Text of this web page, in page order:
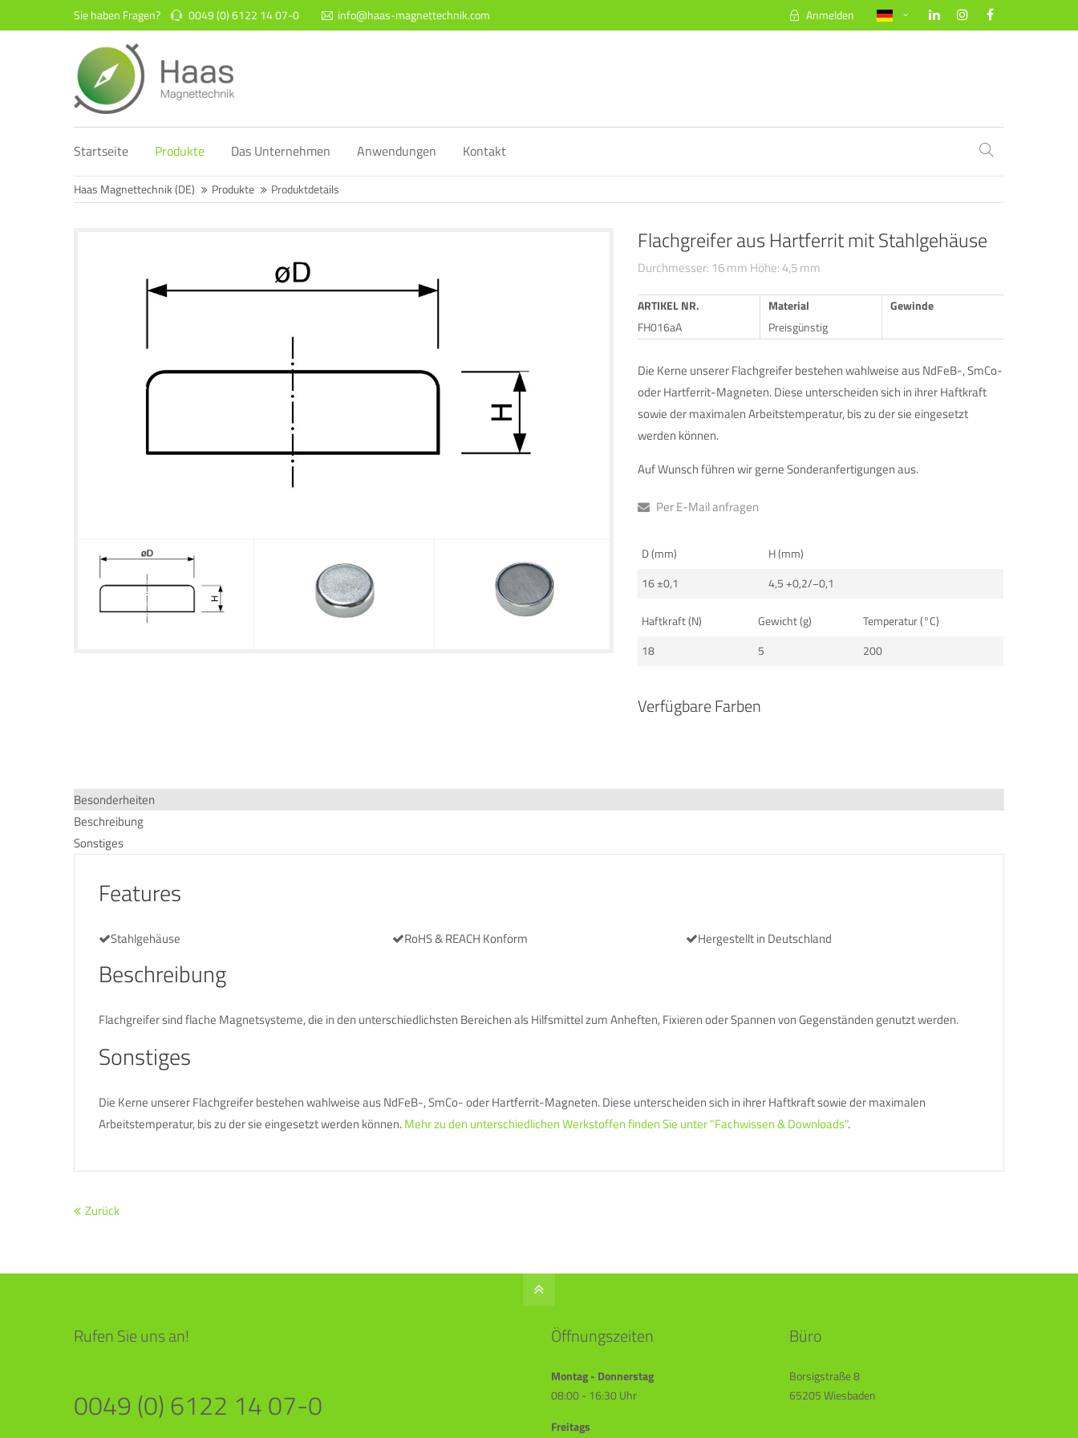
Login
Benutzername
Passwort
Lost your password?
24h/ 365days
info@yourdomain.com
Aenean commodo ligula eget dolor. Aenean
massa. Cum sociis natoque penatibus et
nec.
Sie haben Fragen? 0049 (0) 6122 14 07-0 info@haas-magnettechnik.com Anmelden
Startseite Produkte Das Unternehmen Anwendungen Kontakt
Haas Magnettechnik (DE) Produkte Produktdetails
Flachgreifer aus Hartferrit mit Stahlgehäuse
Durchmesser: 16 mm Höhe: 4,5 mm
ARTIKEL NR.
FH016aA
Material
Preisgünstig
Gewinde
Die Kerne unserer Flachgreifer bestehen wahlweise aus NdFeB-, SmCo-
oder Hartferrit-Magneten. Diese unterscheiden sich in ihrer Haftkraft
sowie der maximalen Arbeitstemperatur, bis zu der sie eingesetzt
werden können.
Auf Wunsch führen wir gerne Sonderanfertigungen aus.
Per E-Mail anfragen
D (mm)
H (mm)
16 ±0,1
4,5 +0,2/−0,1
Haftkraft (N) Gewicht (g)
Temperatur (°C)
18
5 200
Verfügbare Farben
Besonderheiten
Beschreibung
Sonstiges
Features
Stahlgehäuse RoHS & REACH Konform Hergestellt in Deutschland
Beschreibung
Flachgreifer sind flache Magnetsysteme, die in den unterschiedlichsten Bereichen als Hilfsmittel zum Anheften, Fixieren oder Spannen von Gegenständen genutzt werden.
Sonstiges
Die Kerne unserer Flachgreifer bestehen wahlweise aus NdFeB-, SmCo- oder Hartferrit-Magneten. Diese unterscheiden sich in ihrer Haftkraft sowie der maximalen
Arbeitstemperatur, bis zu der sie eingesetzt werden können.Mehr zu den unterschiedlichen Werkstoffen finden Sie unter "Fachwissen & Downloads".
Zurück
Rufen Sie uns an!
0049 (0) 6122 14 07-0
Öffnungszeiten
Montag - Donnerstag
08:00 - 16:30 Uhr
Freitags
Büro
Borsigstraße 8
65205 Wiesbaden